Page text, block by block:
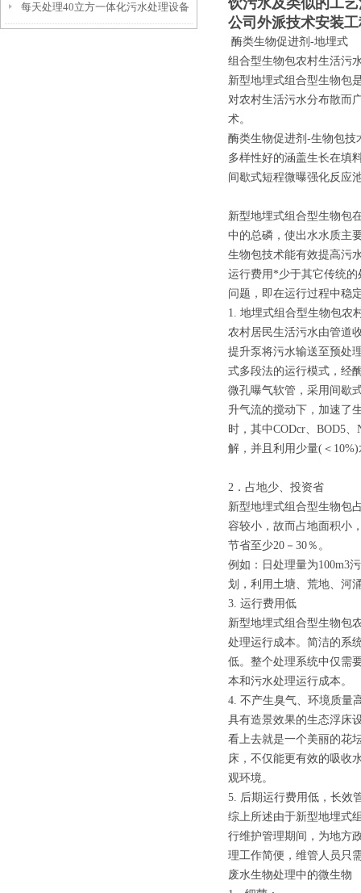
每天处理40立方一体化污水处理设备
饮污水及类似的工
公司外派技术安装
酶类生物促进剂-地埋式
组合型生物包农村生活污
新型地埋式组合型生物包
对农村生活污水分布散而
术。
酶类生物促进剂-生物包技
多样性好的涵盖生长在填
间歇式短程微曝强化反应
新型地埋式组合型生物包
中的总磷，使出水水质主
生物包技术能有效提高污
运行费用*少于其它传统
问题，即在运行过程中稳
1. 地埋式组合型生物包农
农村居民生活污水由管道
提升泵将污水输送至预处
式多段法的运行模式，经
微孔曝气软管，采用间歇
升气流的搅动下，加速了
时，其中CODcr、BOD5
解，并且利用少量(＜
2．占地少、投资省
新型地埋式组合型生物包
容较小，故而占地面积小
节省至少20－30％。
例如：日处理量为100m3
划，利用土塘、荒地、河
3. 运行费用低
新型地埋式组合型生物包
处理运行成本。简洁的系
低。整个处理系统中仅需
本和污水处理运行成本。
4. 不产生臭气、环境质量
具有造景效果的生态浮床
看上去就是一个美丽的花
床，不仅能更有效的吸收
观环境。
5. 后期运行费用低，长效
综上所述由于新型地埋式
行维护管理期间，为地方
理工作简便，维管人员只
废水生物处理中的微生物